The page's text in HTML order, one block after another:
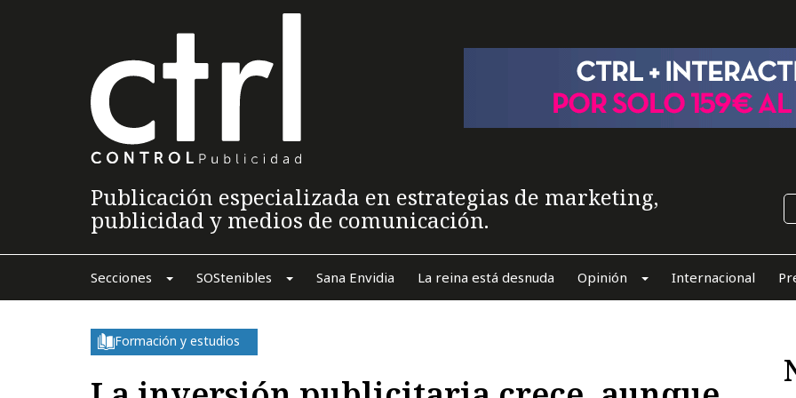
Publicación especializada en estrategias de marketing,
publicidad y medios de comunicación.
Secciones SOStenibles Sana Envidia La reina está desnuda Opinión Internacional
Formación y estudios